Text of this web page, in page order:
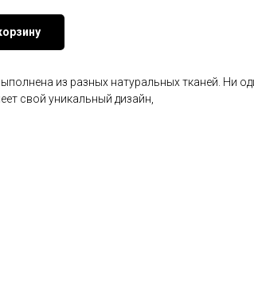
из разных натуральных тканей. Ни
свой уникальный дизайн,